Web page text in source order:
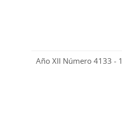
Año XII Número 4133 -